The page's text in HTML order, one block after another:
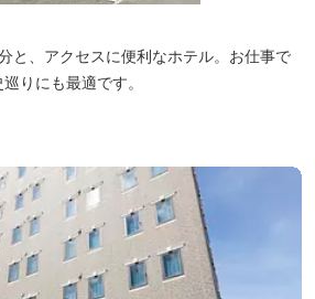
と、アクセスに便利なホテル。お仕事で
りにも最適です。